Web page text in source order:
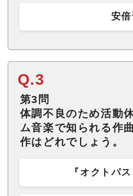
安
Q.3
第3問
体調不良のため活動
ム音楽で知られる作
作はどれでしょう。
『オクトパ